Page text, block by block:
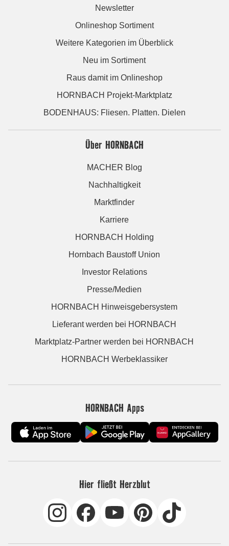
Newsletter
Onlineshop Sortiment
Weitere Kategorien im Überblick
Neu im Sortiment
Raus damit im Onlineshop
HORNBACH Projekt-Marktplatz
BODENHAUS: Fliesen. Platten. Dielen
Über HORNBACH
MACHER Blog
Nachhaltigkeit
Marktfinder
Karriere
HORNBACH Holding
Hornbach Baustoff Union
Investor Relations
Presse/Medien
HORNBACH Hinweisgebersystem
Lieferant werden bei HORNBACH
Marktplatz-Partner werden bei HORNBACH
HORNBACH Werbeklassiker
HORNBACH Apps
Hier fließt Herzblut